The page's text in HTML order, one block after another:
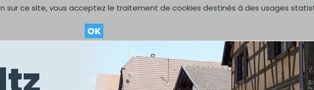
sur ce site, vous acceptez le traitement de cookies destinés à des usages
OK